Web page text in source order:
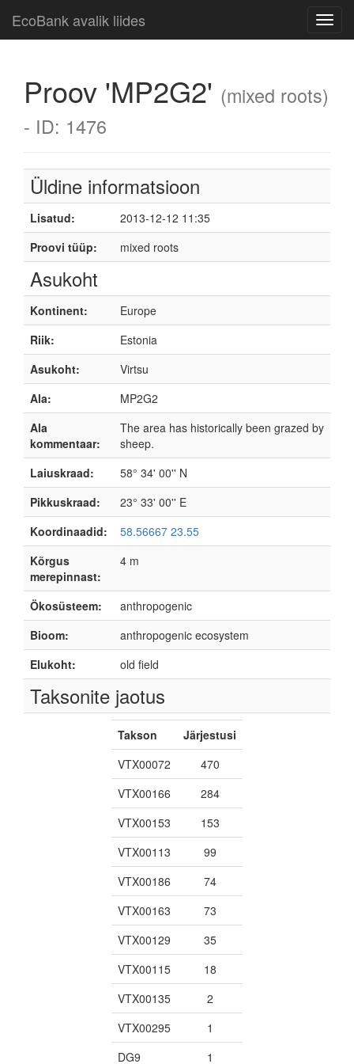
EcoBank avalik liides
Proov 'MP2G2' (mixed roots)
- ID: 1476
Üldine informatsioon
Lisatud:
2013-12-12 11:35
Proovi tüüp:
mixed roots
Asukoht
Kontinent:
Europe
Riik:
Estonia
Asukoht:
Virtsu
Ala:
MP2G2
Ala
kommentaar:
The area has historically been grazed by
sheep.
Laiuskraad:
58° 34' 00'' N
Pikkuskraad:
23° 33' 00'' E
Koordinaadid:
58.56667 23.55
Kõrgus
merepinnast:
4 m
Ökosüsteem:
anthropogenic
Bioom:
anthropogenic ecosystem
Elukoht:
old field
Taksonite jaotus
Takson
Järjestusi
VTX00072
470
VTX00166
284
VTX00153
153
VTX00113
99
VTX00186
74
VTX00163
73
VTX00129
35
VTX00115
18
VTX00135
2
VTX00295
1
DG9
1